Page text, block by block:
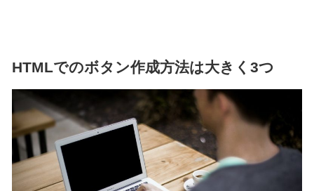
HTMLでのボタン作成方法は大きく3つ